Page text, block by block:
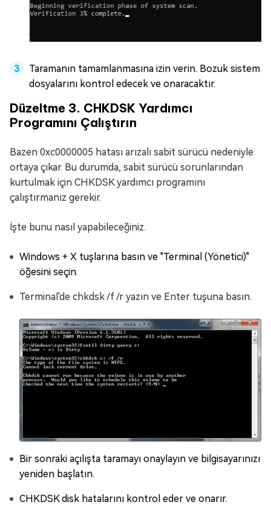
Taramanın tamamlanmasına izin verin. Bozuk sistem
dosyalarını kontrol edecek ve onaracaktır.
Düzeltme 3. CHKDSK Yardımcı
Programını Çalıştırın
Bazen 0xc0000005 hatası arızalı sabit sürücü nedeniyle
ortaya çıkar. Bu durumda, sabit sürücü sorunlarından
kurtulmak için CHKDSK yardımcı programını
çalıştırmanız gerekir.
İşte bunu nasıl yapabileceğiniz.
Windows + X tuşlarına basın ve "Terminal (Yönetici)"
öğesini seçin.
Terminal'de chkdsk /f /r yazın ve Enter tuşuna basın.
Bir sonraki açılışta taramayı onaylayın ve bilgisayarınızı
yeniden başlatın.
CHKDSK disk hatalarını kontrol eder ve onarır.